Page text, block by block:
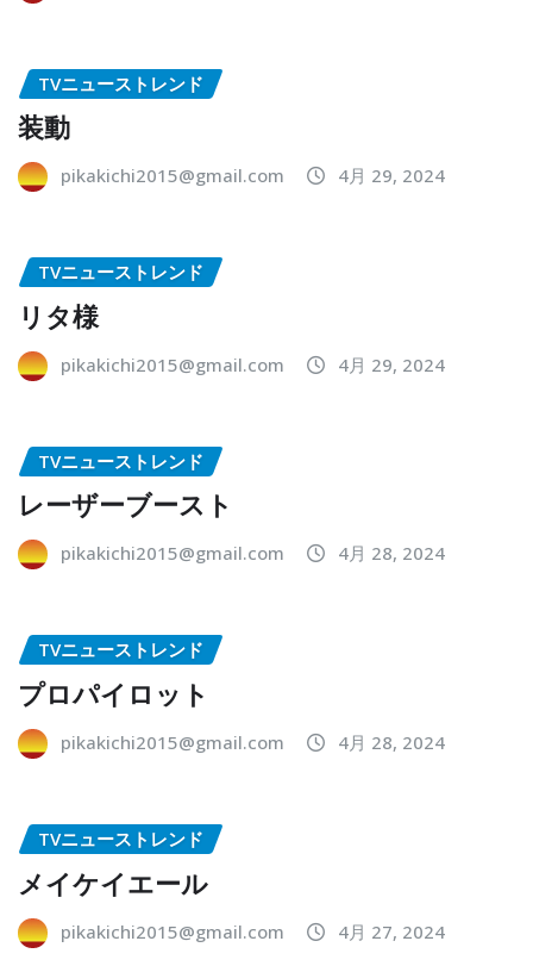
TVニューストレンド
装動
pikakichi2015@gmail.com 4月 29, 2024
TVニューストレンド
リタ様
pikakichi2015@gmail.com 4月 29, 2024
TVニューストレンド
レーザーブースト
pikakichi2015@gmail.com 4月 28, 2024
TVニューストレンド
プロパイロット
pikakichi2015@gmail.com 4月 28, 2024
TVニューストレンド
メイケイエール
pikakichi2015@gmail.com 4月 27, 2024